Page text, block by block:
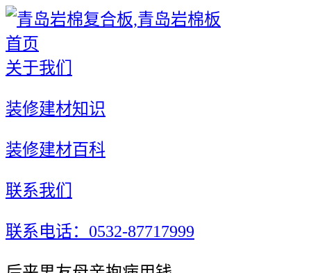
首页
关于我们
装修建材知识
装修建材百科
联系我们
联系电话：0532-87717999